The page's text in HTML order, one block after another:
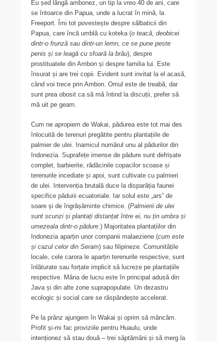
Eu șed lângă ambonez, un tip la vreo 40 de ani, care
se întoarce din Papua, unde a lucrat în mină, la
Freeport. Îmi tot povestește despre sălbaticii din
Papua, care încă umblă cu koteka (o teacă, deobicei
dintr-o frunză sau dintr-un lemn, ce se pune peste
penis și se leagă cu sfoară la brâu), despre
prostituatele din Ambon și despre familia lui. Este
însurat și are trei copii. Evident sunt invitat la el acasă,
când voi trece prin Ambon. Omul este de treabă, dar
sunt prea obosit ca să mă întind la discuții, prefer să
mă uit pe geam.
Cum ne apropiem de Wakai, pădurea este tot mai des
înlocuită de terenuri pregătite pentru plantațiile de
palmier de ulei. Inamicul numărul unu al pădurilor din
Indonezia. Suprafețe imense de pădure sunt defrișate
complet, barbierite, rădăcinile copacilor scoase și
terenurile incediate și apoi, sunt cultivate cu palmieri
de ulei. Intervenția brutală duce la disparăția faunei
specifice pădurii ecuatoriale. Iar solul este „ars” de
soare și de îngrășăminte chimice. (Palmierii de ulei
sunt scunzi și plantați distanțat între ei, nu țin umbra și
umezeala dintr-o pădure.) Majoritatea plantațiilor din
Indonezia aparțin unor companii malaeziene (cum este
și cazul celor din Seram) sau filipineze. Comunitățile
locale, cele carora le aparțin terenurile respective, sunt
înlăturate sau forțate implicit să lucreze pe plantațiile
respective. Mâna de lucru este în principal adusă din
Java și din alte zone suprapopulate. Un dezastru
ecologic și social care se răspândește accelerat.
Pe la prânz ajungem în Wakai și oprim să mâncăm.
Profit și-mi fac proviziile pentru Huaulu, unde
intenționez să stau două – trei săptămâni și să merg la